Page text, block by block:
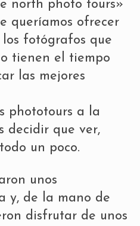
north photo tours»
queríamos ofrecer
fotógrafos que
tienen el tiempo
las mejores
phototours a la
decidir que ver,
un poco.
unos
y, de la mano de
disfrutar de unos